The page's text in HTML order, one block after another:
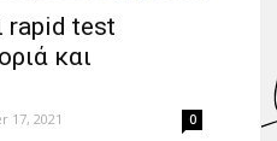
rapid test
και
17, 2021 0